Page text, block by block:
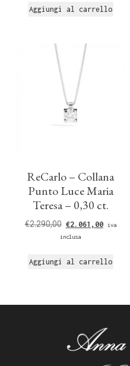
Aggiungi al carrello
ReCarlo – Collana
Punto Luce Maria
Teresa – 0,30 ct.
€2.290,00 €2.061,00
iva
inclusa
Aggiungi al carrello